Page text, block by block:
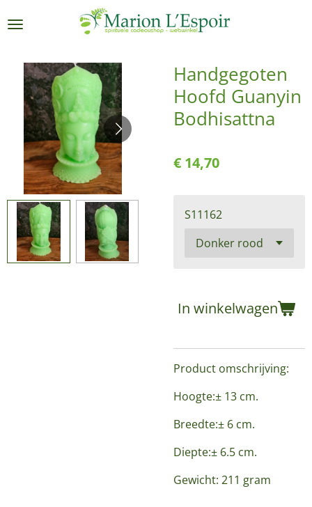
direct
hoofdinhoud
Handgegoten
Hoofd Guanyin
Bodhisattna
€ 14,70
S11162
In winkelwagen
Product omschrijving:
Hoogte:± 13 cm.
Breedte:± 6 cm.
Diepte:± 6.5 cm.
Gewicht: 211 gram